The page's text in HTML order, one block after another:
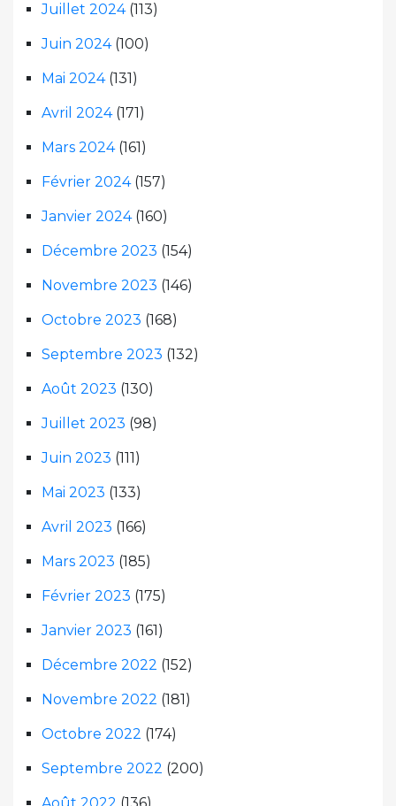
Juillet 2024(113)
Juin 2024(100)
Mai 2024(131)
Avril 2024(171)
Mars 2024(161)
Février 2024(157)
Janvier 2024(160)
Décembre 2023 (154)
Novembre 2023 (146)
Octobre 2023 (168)
Septembre 2023 (132)
Août 2023 (130)
Juillet 2023 (98)
Juin 2023 (111)
Mai 2023 (133)
Avril 2023 (166)
Mars 2023 (185)
Février 2023 (175)
Janvier 2023 (161)
Décembre 2022 (152)
Novembre 2022 (181)
Octobre 2022 (174)
Septembre 2022 (200)